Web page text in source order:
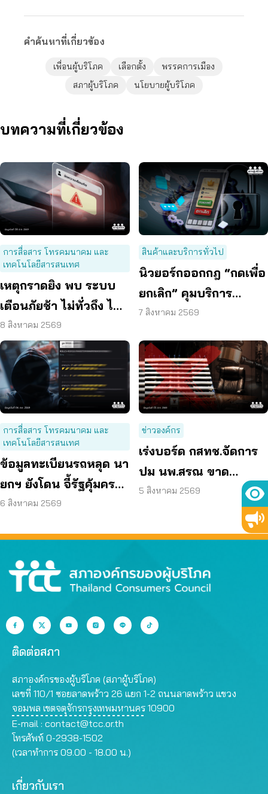
คำค้นหาที่เกี่ยวข้อง
เพื่อนผู้บริโภค เลือกตั้ง
พรรคการเมือง
สภาผู้บริโภค
นโยบายผู้บริโภค
บทความที่เกี่ยวข้อง
การสื่อสาร โทรคมนาคม และ
เทคโนโลยีสารสนเทศ
เหตุกราดยิง พบ ระบบ
เตือนภัยช้า ไม่ทั่วถึง ไม่
ชัดเจน
8 สิงหาคม 2569
สินค้าและบริการทั่วไป
นิวยอร์กออกกฎ “กดเพื่อ
ยกเลิก” คุมบริการ
ออนไลน์ ต่ออายุสมาชิก
7 สิงหาคม 2569
การสื่อสาร โทรคมนาคม และ
เทคโนโลยีสารสนเทศ
ข้อมูลทะเบียนรถหลุด นา
ยกฯ ยังโดน จี้รัฐคุ้มครอง
ข้อมูลส่วนบุคคล
6 สิงหาคม 2569
ข่าวองค์กร
เร่งบอร์ด กสทช.จัดการ
ปม นพ.สรณ ขาด
คุณสมบัติ ตามมติ
5 สิงหาคม 2569
ติดต่อสภา
สภาองค์กรของผู้บริโภค (สภาผู้บริโภค)
เลขที่ 110/1 ซอยลาดพร้าว 26 แยก 1-2 ถนนลาดพร้าว แขวง
จอมพล เขตจตุจักรกรุงเทพมหานคร 10900
E-mail : contact@tcc.or.th
โทรศัพท์ 0-2938-1502
(เวลาทำการ 09.00 - 18.00 น.)
เกี่ยวกับเรา